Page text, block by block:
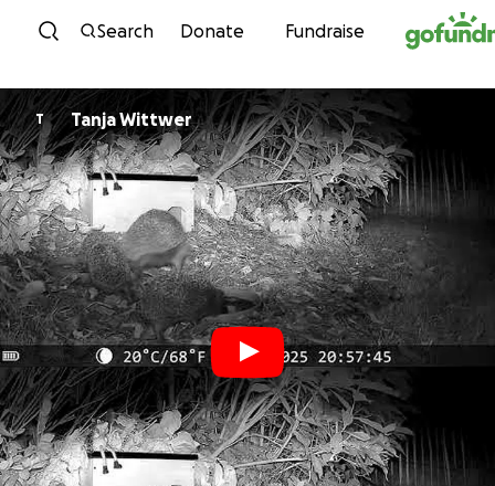
Skip to content
Search Donate Fundraise
T Tanja Wittwer